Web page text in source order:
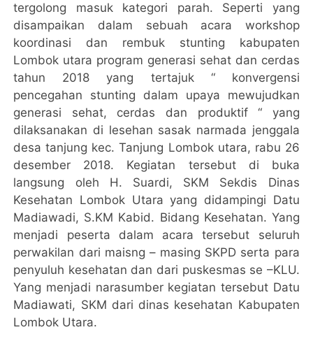
tergolong masuk kategori parah. Seperti yang
disampaikan dalam sebuah acara workshop
koordinasi dan rembuk stunting kabupaten
Lombok utara program generasi sehat dan cerdas
tahun 2018 yang tertajuk “ konvergensi
pencegahan stunting dalam upaya mewujudkan
generasi sehat, cerdas dan produktif “ yang
dilaksanakan di lesehan sasak narmada jenggala
desa tanjung kec. Tanjung Lombok utara, rabu 26
desember 2018. Kegiatan tersebut di buka
langsung oleh H. Suardi, SKM Sekdis Dinas
Kesehatan Lombok Utara yang didampingi Datu
Madiawadi, S.KM Kabid. Bidang Kesehatan. Yang
menjadi peserta dalam acara tersebut seluruh
perwakilan dari maisng – masing SKPD serta para
penyuluh kesehatan dan dari puskesmas se –KLU.
Yang menjadi narasumber kegiatan tersebut Datu
Madiawati, SKM dari dinas kesehatan Kabupaten
Lombok Utara.